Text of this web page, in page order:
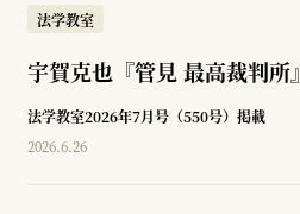
法学教室
宇賀克也『管見 最高裁判所』
法学教室2026年7月号（550号）掲載
2026.6.26